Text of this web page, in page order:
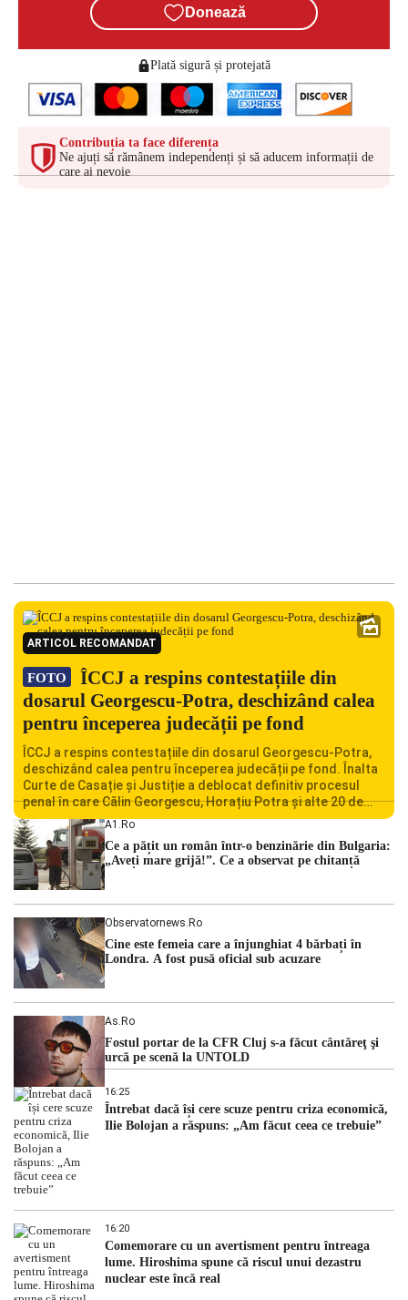
Donează
Plată sigură și protejată
Contribuția ta face diferența
Ne ajuți să rămânem independenți și să aducem informații de
care ai nevoie
ARTICOL RECOMANDAT
FOTO
ÎCCJ a respins contestațiile din
dosarul Georgescu-Potra, deschizând calea
pentru începerea judecății pe fond
ÎCCJ a respins contestațiile din dosarul Georgescu-Potra,
deschizând calea pentru începerea judecății pe fond. Înalta
Curte de Casație și Justiție a deblocat definitiv procesul
penal în care Călin Georgescu, Horațiu Potra și alte 20 de
persoane sunt acuzați de acțiuni îndreptate împotriva
ordinii constituționale. În ședința din camera preliminară,
judecătorii de la instanța supremă au […]
A1.ro
Ce a pățit un român într-o benzinărie din Bulgaria:
„Aveți mare grijă!”. Ce a observat pe chitanță
Observatornews.ro
Cine este femeia care a înjunghiat 4 bărbați în
Londra. A fost pusă oficial sub acuzare
As.ro
Fostul portar de la CFR Cluj s-a făcut cântăreţ şi
urcă pe scenă la UNTOLD
16:25
Întrebat dacă își cere scuze pentru criza economică,
Ilie Bolojan a răspuns: „Am făcut ceea ce trebuie”
16:20
Comemorare cu un avertisment pentru întreaga
lume. Hiroshima spune că riscul unui dezastru
nuclear este încă real